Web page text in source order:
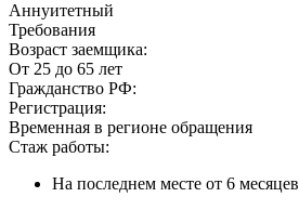
Аннуитетный
Требования
Возраст заемщика:
От 25 до 65 лет
Гражданство РФ:
Регистрация:
Временная в регионе обращения
Стаж работы:
На последнем месте от 6 месяцев